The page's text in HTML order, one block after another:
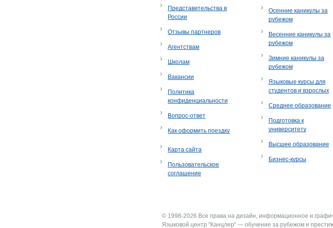
Представительства в
России
Отзывы партнеров
Агентствам
Школам
Вакансии
Политика
конфиденциальности
Вопрос-ответ
Как оформить поездку
Карта сайта
Пользовательское
соглашение
Осенние каникулы за
рубежом
Весенние каникулы за
рубежом
Зимние каникулы за
рубежом
Языковые курсы для
студентов и взрослых
Среднее образование
Подготовка к
университету
Высшее образование
Бизнес-курсы
© 1998-2026 Все права на дизайн, информационное и
Языковой центр "Канцлер" — обучение за рубежом и